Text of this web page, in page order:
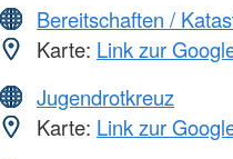
Bereitschaften /
Karte: Link zur
Jugendrotkreuz
Karte: Link zur